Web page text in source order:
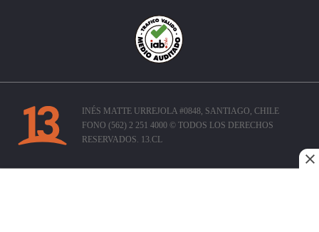
INÉS MATTE URREJOLA #0848, SANTIAGO, CHILE
FONO (562) 2 251 4000 © TODOS LOS DERECHOS
RESERVADOS. 13.CL